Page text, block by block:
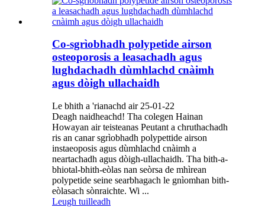
Co-sgrìobhadh polypetide airson
osteoporosis a leasachadh agus
lughdachadh dùmhlachd cnàimh
agus dòigh ullachaidh
Le bhith a 'rianachd air 25-01-22
Deagh naidheachd! Tha colegen Hainan
Howayan air teisteanas Peutant a chruthachadh
ris an canar sgrìobhadh polypettide airson
instaeoposis agus dùmhlachd cnàimh a
neartachadh agus dòigh-ullachaidh. Tha bith-a-
bhiotal-bhith-eòlas nan seòrsa de mhìrean
polypetide seine searbhagach le gnìomhan bith-
eòlasach sònraichte. Wi ...
Leugh tuilleadh